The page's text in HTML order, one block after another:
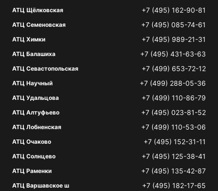
АТЦ Щёлковская +7 (495) 162-90-81
АТЦ Семеновская +7 (495) 085-74-61
АТЦ Химки +7 (495) 989-21-31
АТЦ Балашиха +7 (495) 431-63-63
АТЦ Севастопольская +7 (499) 653-72-12
АТЦ Научный +7 (499) 288-05-36
АТЦ Удальцова +7 (499) 110-86-79
АТЦ Алтуфьево +7 (495) 023-81-52
АТЦ Лобненская +7 (499) 110-53-06
АТЦ Очаково +7 (495) 152-31-11
АТЦ Солнцево +7 (495) 125-38-41
АТЦ Раменки +7 (495) 135-42-87
АТЦ Варшавское ш +7 (495) 182-17-65